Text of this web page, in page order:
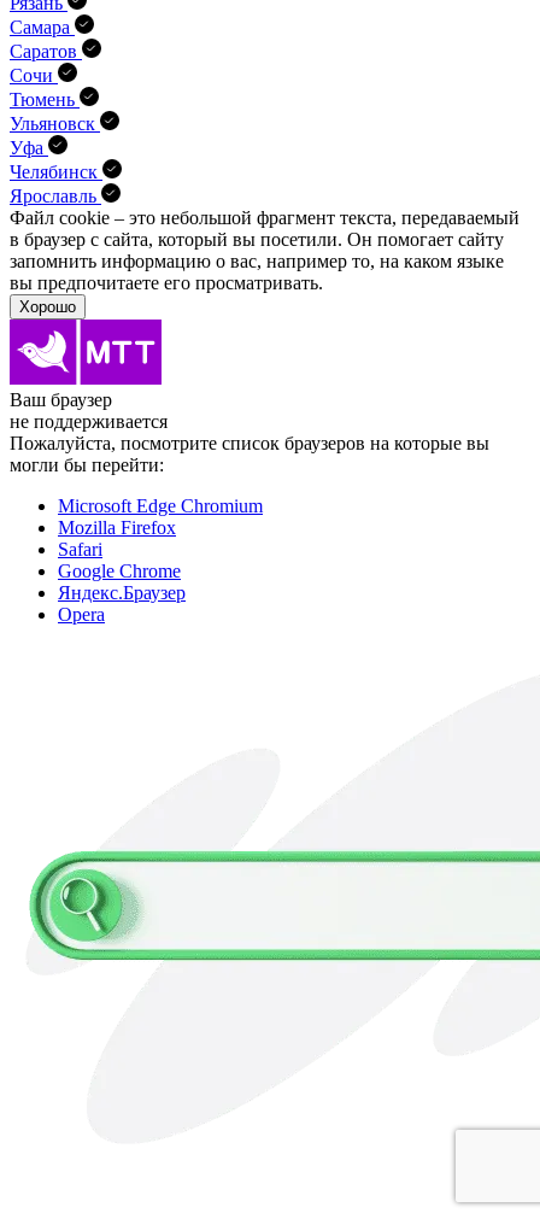
Самара
Саратов
Сочи
Тюмень
Ульяновск
Уфа
Челябинск
Ярославль
Файл cookie – это небольшой фрагмент текста, передава­емый
в браузер с сайта, который вы посетили. Он помо­гает сайту
запомнить информацию о вас, например то, на каком языке
вы предпочитаете его просматривать.
Хорошо
Ваш браузер
не поддерживается
Пожалуйста, посмотрите список браузеров на которые вы
могли бы перейти:
Microsoft Edge Chromium
Mozilla Firefox
Safari
Google Chrome
Яндекс.Браузер
Opera